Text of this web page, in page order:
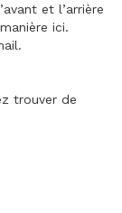
et l’arrière
ici.
trouver de